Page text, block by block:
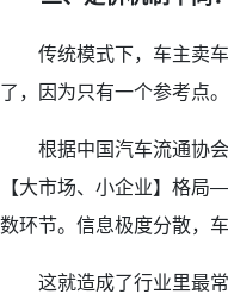
传统模式下，车主卖车
了，因为只有一个参考点。
根据中国汽车流通协会
【大市场、小企业】格
数环节。信息极度分散，
这就造成了行业里最